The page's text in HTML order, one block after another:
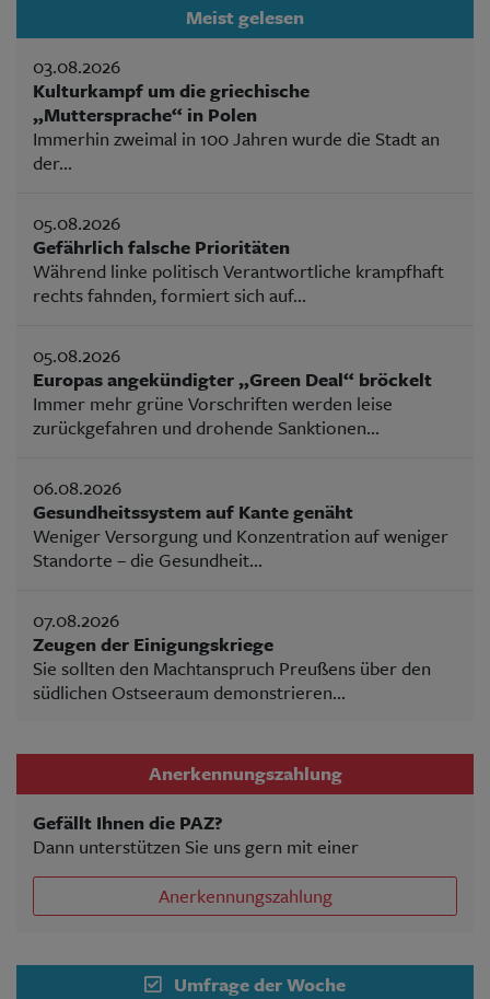
Meist gelesen
03.08.2026
Kulturkampf um die griechische
„Muttersprache“ in Polen
Immerhin zweimal in 100 Jahren wurde die Stadt an
der...
05.08.2026
Gefährlich falsche Prioritäten
Während linke politisch Verantwortliche krampfhaft
rechts fahnden, formiert sich auf...
05.08.2026
Europas angekündigter „Green Deal“ bröckelt
Immer mehr grüne Vorschriften werden leise
zurückgefahren und drohende Sanktionen...
06.08.2026
Gesundheitssystem auf Kante genäht
Weniger Versorgung und Konzentration auf weniger
Standorte – die Gesundheit...
07.08.2026
Zeugen der Einigungskriege
Sie sollten den Machtanspruch Preußens über den
südlichen Ostseeraum demonstrieren...
Anerkennungszahlung
Gefällt Ihnen die PAZ?
Dann unterstützen Sie uns gern mit einer
Anerkennungszahlung
Umfrage der Woche